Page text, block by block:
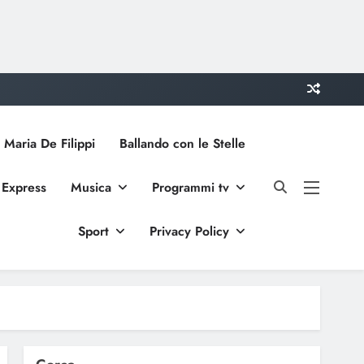
De Filippi Ballando con le Stelle
Musica Programmi tv
Sport Privacy Policy